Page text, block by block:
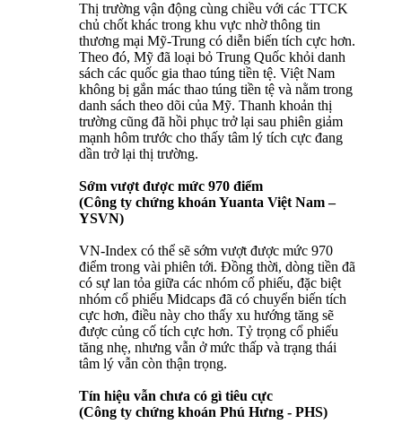
Thị trường vận động cùng chiều với các TTCK
chủ chốt khác trong khu vực nhờ thông tin
thương mại Mỹ-Trung có diễn biến tích cực hơn.
Theo đó, Mỹ đã loại bỏ Trung Quốc khỏi danh
sách các quốc gia thao túng tiền tệ. Việt Nam
không bị gắn mác thao túng tiền tệ và nằm trong
danh sách theo dõi của Mỹ. Thanh khoản thị
trường cũng đã hồi phục trở lại sau phiên giảm
mạnh hôm trước cho thấy tâm lý tích cực đang
dần trở lại thị trường.
Sớm vượt được mức 970 điểm
(Công ty chứng khoán Yuanta Việt Nam –
YSVN)
VN-Index có thể sẽ sớm vượt được mức 970
điểm trong vài phiên tới. Đồng thời, dòng tiền đã
có sự lan tỏa giữa các nhóm cổ phiếu, đặc biệt
nhóm cổ phiếu Midcaps đã có chuyển biến tích
cực hơn, điều này cho thấy xu hướng tăng sẽ
được củng cố tích cực hơn. Tỷ trọng cổ phiếu
tăng nhẹ, nhưng vẫn ở mức thấp và trạng thái
tâm lý vẫn còn thận trọng.
Tín hiệu vẫn chưa có gì tiêu cực
(Công ty chứng khoán Phú Hưng - PHS)